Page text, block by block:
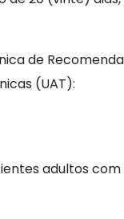
de
(UAT):
adultos